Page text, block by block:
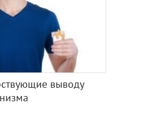
выводу